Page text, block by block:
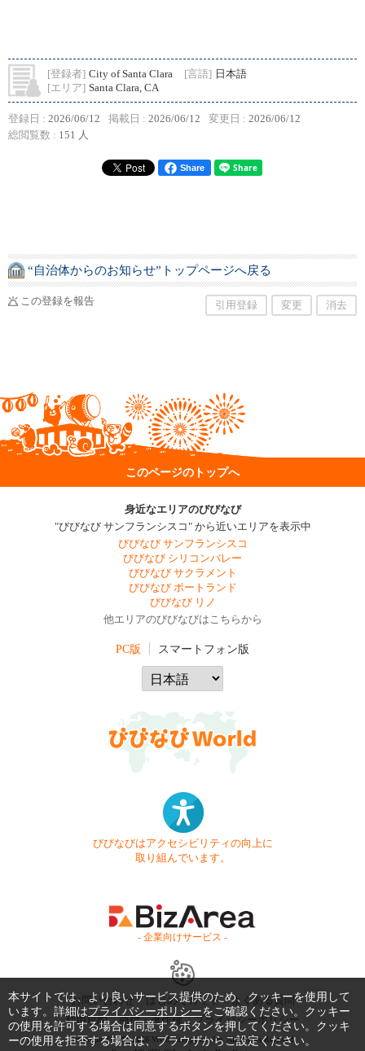
[登録者] City of Santa Clara [言語] 日本語
[エリア] Santa Clara, CA
登録日 : 2026/06/12 掲載日 : 2026/06/12 変更日 : 2026/06/12
総閲覧数 : 151 人
Share
“自治体からのお知らせ”トップページへ戻る
この登録を報告 引用登録 変更 消去
このページのトップへ
身近なエリアのびびなび
"びびなび サンフランシスコ" から近いエリアを表示中
びびなび サンフランシスコ
びびなび シリコンバレー
びびなび サクラメント
びびなび ポートランド
びびなび リノ
他エリアのびびなびはこちらから
PC版 スマートフォン版
びびなびはアクセシビリティの向上に
取り組んでいます。
- 企業向けサービス -
お問い合わせ はじめてガイド
よくある質問
利用規約
商標・著作権 プライバシーポリシー
Copyright © 1999-2026 Vivid Navigation, Inc. All Rights Reserved.
本サイトでは、より良いサービス提供のため、クッキーを使用して
います。詳細はプライバシーポリシーをご確認ください。クッキー
の使用を許可する場合は同意するボタンを押してください。クッキ
ーの使用を拒否する場合は、ブラウザからご設定ください。